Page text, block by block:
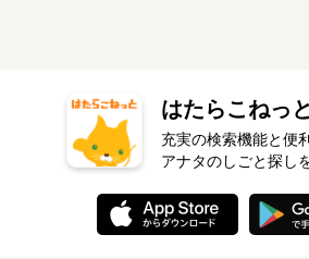
はたらこねっ
充実の検索機能と便
アナタのしごと探し